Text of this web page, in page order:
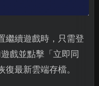
繼續遊戲時，只需登
戲並點擊「立即同
最新雲端存檔。